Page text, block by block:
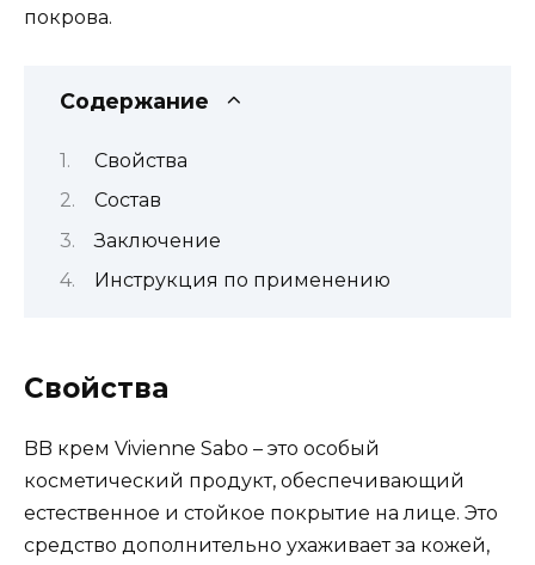
покрова.
Содержание
Свойства
Состав
Заключение
Инструкция по применению
Свойства
BB крем Vivienne Sabo – это особый
косметический продукт, обеспечивающий
естественное и стойкое покрытие на лице. Это
средство дополнительно ухаживает за кожей,